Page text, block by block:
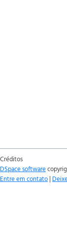
Créditos
DSpace software
Entre em contato |